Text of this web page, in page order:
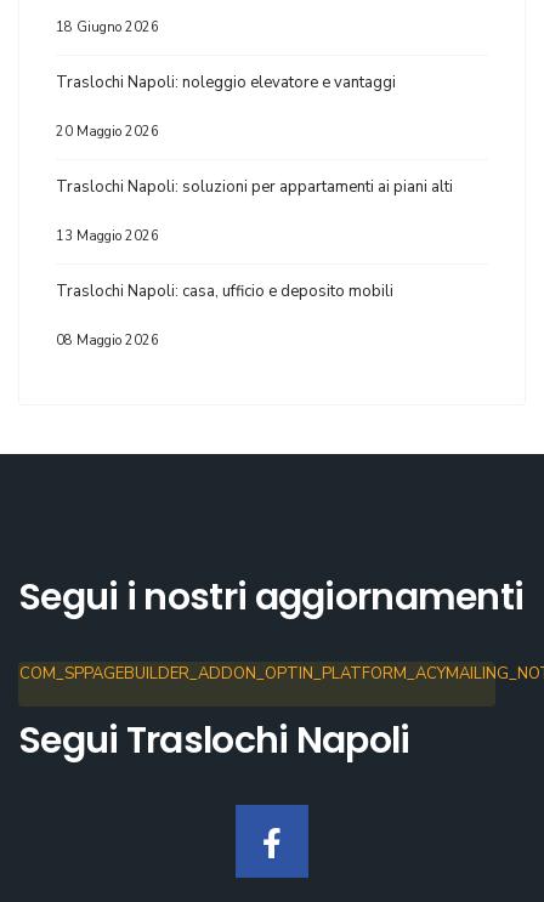
18 Giugno 2026
Traslochi Napoli: noleggio elevatore e vantaggi
20 Maggio 2026
Traslochi Napoli: soluzioni per appartamenti ai piani alti
13 Maggio 2026
Traslochi Napoli: casa, ufficio e deposito mobili
08 Maggio 2026
Segui i nostri aggiornamenti
Segui Traslochi Napoli